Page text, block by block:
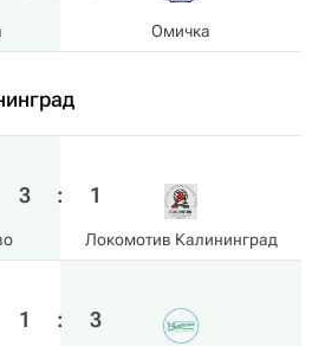
Омичка
3 : 1
Локомотив Калининград
1 : 3